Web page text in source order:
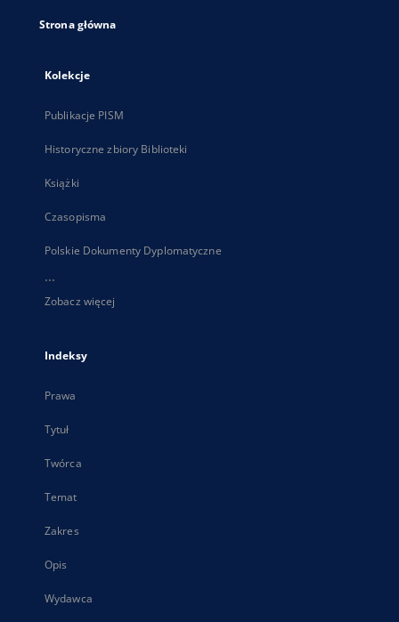
Strona główna
Kolekcje
Publikacje PISM
Historyczne zbiory Biblioteki
Książki
Czasopisma
Polskie Dokumenty Dyplomatyczne
...
Zobacz więcej
Indeksy
Prawa
Tytuł
Twórca
Temat
Zakres
Opis
Wydawca